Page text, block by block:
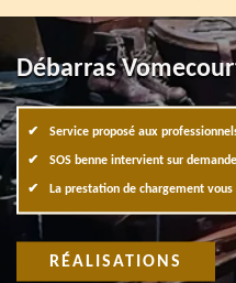
Débarras
Service proposé aux
SOS benne intervient sur
La prestation de chargement
RÉALISATIONS